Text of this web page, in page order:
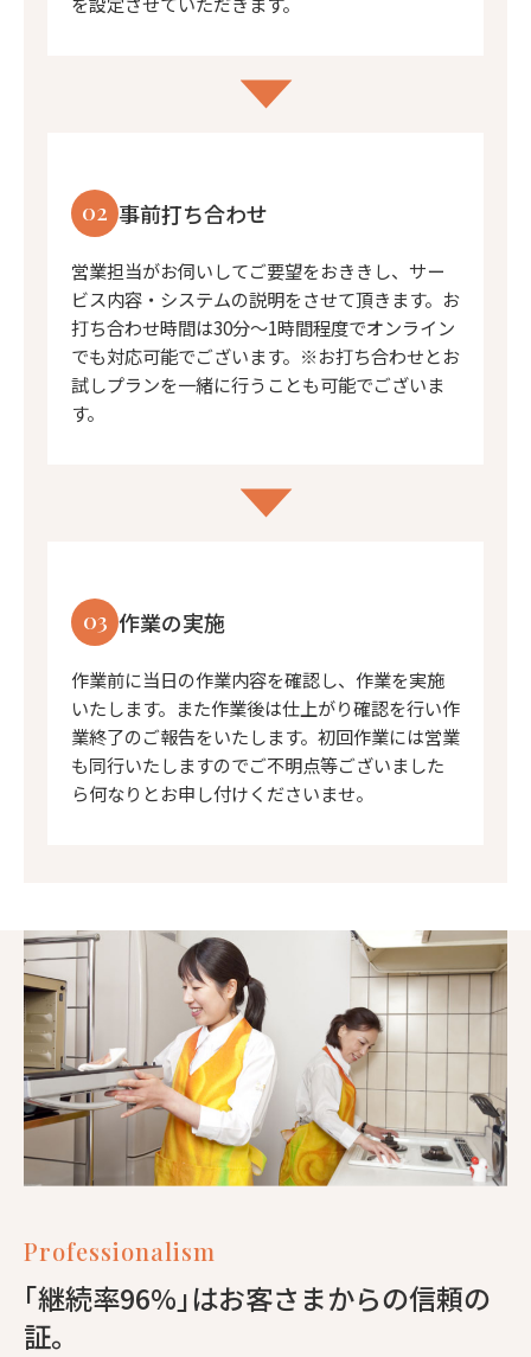
02 事前打ち合わせ
営業担当がお伺いしてご要望をおききし、サー
ビス内容・システムの説明をさせて頂きます。お
打ち合わせ時間は30分〜1時間程度でオンライン
でも対応可能でございます。※お打ち合わせとお
試しプランを一緒に行うことも可能でございま
す。
03 作業の実施
作業前に当日の作業内容を確認し、作業を実施
いたします。また作業後は仕上がり確認を行い作
業終了のご報告をいたします。初回作業には営業
も同行いたしますのでご不明点等ございました
ら何なりとお申し付けくださいませ。
Professionalism
｢継続率96%｣はお客さまからの信頼の
証。